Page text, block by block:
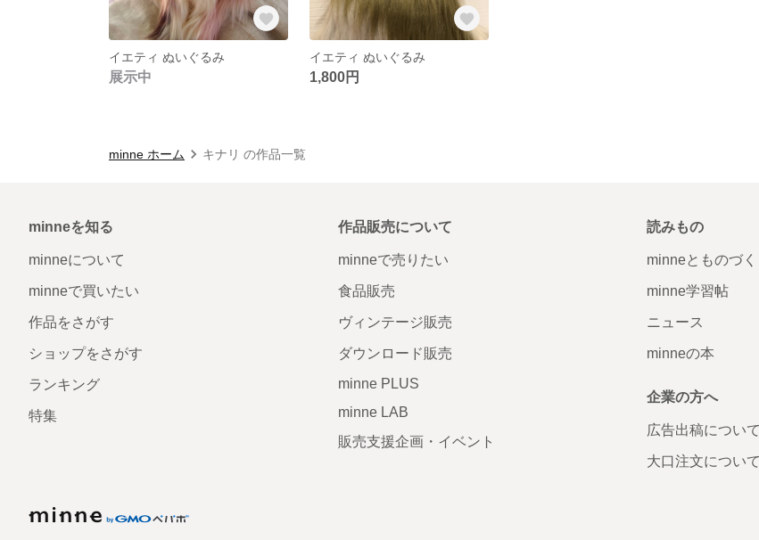
イエティ ぬいぐるみ
展示中
イエティ ぬいぐるみ
1,800円
minne ホーム キナリ の作品一覧
minneを知る
minneについて
minneで買いたい
作品をさがす
ショップをさがす
ランキング
特集
作品販売について
minneで売りたい
食品販売
ヴィンテージ販売
ダウンロード販売
minne PLUS
minne LAB
販売支援企画・イベント
読みもの
minneとものづく
minne学習帖
ニュース
minneの本
企業の方へ
広告出稿について
大口注文について